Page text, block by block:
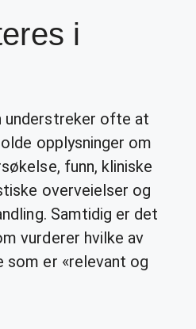
i
understreker ofte at
opplysninger om
funn, kliniske
overveielser og
Samtidig er det
vurderer hvilke av
som er «relevant og